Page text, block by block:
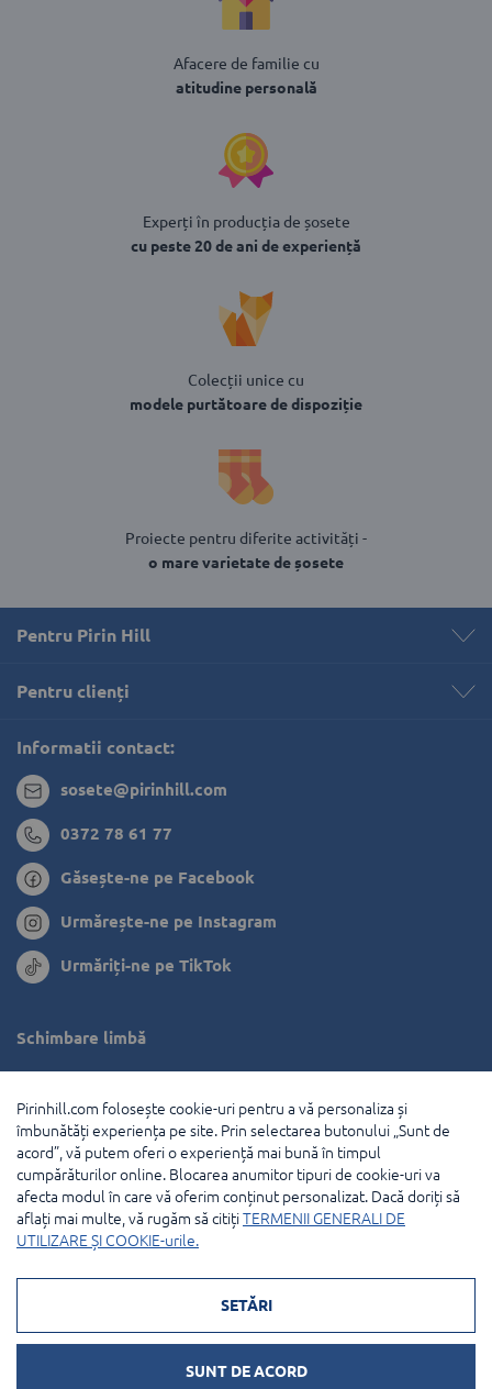
Afacere de familie cu
atitudine personală
Experți în producția de șosete
cu peste 20 de ani de experiență
Colecții unice cu
modele purtătoare de dispoziție
Proiecte pentru diferite activități -
o mare varietate de șosete
Pentru Pirin Hill
Pentru clienți
Informatii contact:
sosete@pirinhill.com
0372 78 61 77
Găsește-ne pe Facebook
Urmărește-ne pe Instagram
Urmăriți-ne pe TikTok
Schimbare limbă
Grecia
Olanda
Franţa
Modalități de plată:
Pirinhill.com folosește cookie-uri pentru a vă personaliza și
îmbunătăți experiența pe site. Prin selectarea butonului „Sunt de
acord”, vă putem oferi o experiență mai bună în timpul
cumpărăturilor online. Blocarea anumitor tipuri de cookie-uri va
afecta modul în care vă oferim conținut personalizat. Dacă doriți să
aflați mai multe, vă rugăm să citițiTERMENII GENERALI DE
UTILIZARE ȘI COOKIE-urile.
SUNT DE ACORD
SETĂRI